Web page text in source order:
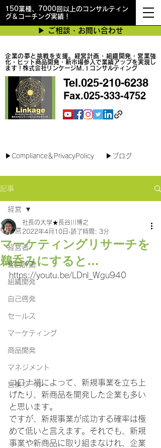
150業種、7000回以上のコンサルティン
グ＆コーチング実績！
企業の夢と挑戦を支援。経営計画・組織開発・営業強
化・ヒット商品開発・新市場参入で業績アップを実現し
ます！株式会社リンケージＭ.Ｉコンサルティング
▶︎ ご相談・お問い合わせ
Tel.025-210-6238
Fax.025-333-4752
▶︎Compliance＆PrivacyPolicy ▶︎ブログ
記事
経営
経営者
経営計画
組織開発
自己啓発
セールス
マーケティング
商品開発
マネジメント
営業ツール
経営
マーケティングリサーチを
鵜呑みにすると…
社長の大学★長谷川博之
2022年4月10日 読了時間: 3分
https://youtu.be/LDnl_Wgu940
コロナ禍によって、新規事業を立ち上
げたり、新商品を開発した企業も多い
と思います。
ですが、新規事業が成功する確率は極
めて低いと言えます。それでも、新規
事業や新商品に取り組まなけれ、企業